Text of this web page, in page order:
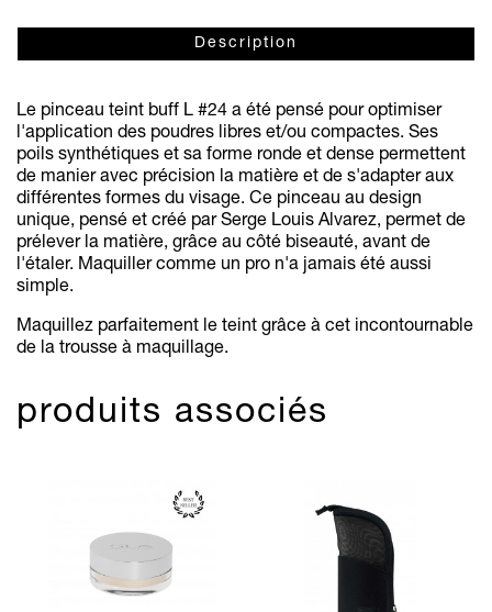
Description
Le pinceau teint buff L #24 a été pensé pour optimiser
l'application des poudres libres et/ou compactes. Ses
poils synthétiques et sa forme ronde et dense permettent
de manier avec précision la matière et de s'adapter aux
différentes formes du visage. Ce pinceau au design
unique, pensé et créé par Serge Louis Alvarez, permet de
prélever la matière, grâce au côté biseauté, avant de
l'étaler. Maquiller comme un pro n'a jamais été aussi
simple.
Maquillez parfaitement le teint grâce à cet incontournable
de la trousse à maquillage.
produits associés